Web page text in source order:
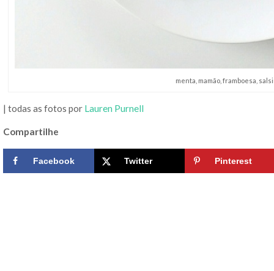
menta, mamão, framboesa,
| todas as fotos por Lauren Purnell
Compartilhe
Facebook Twitter Pinterest